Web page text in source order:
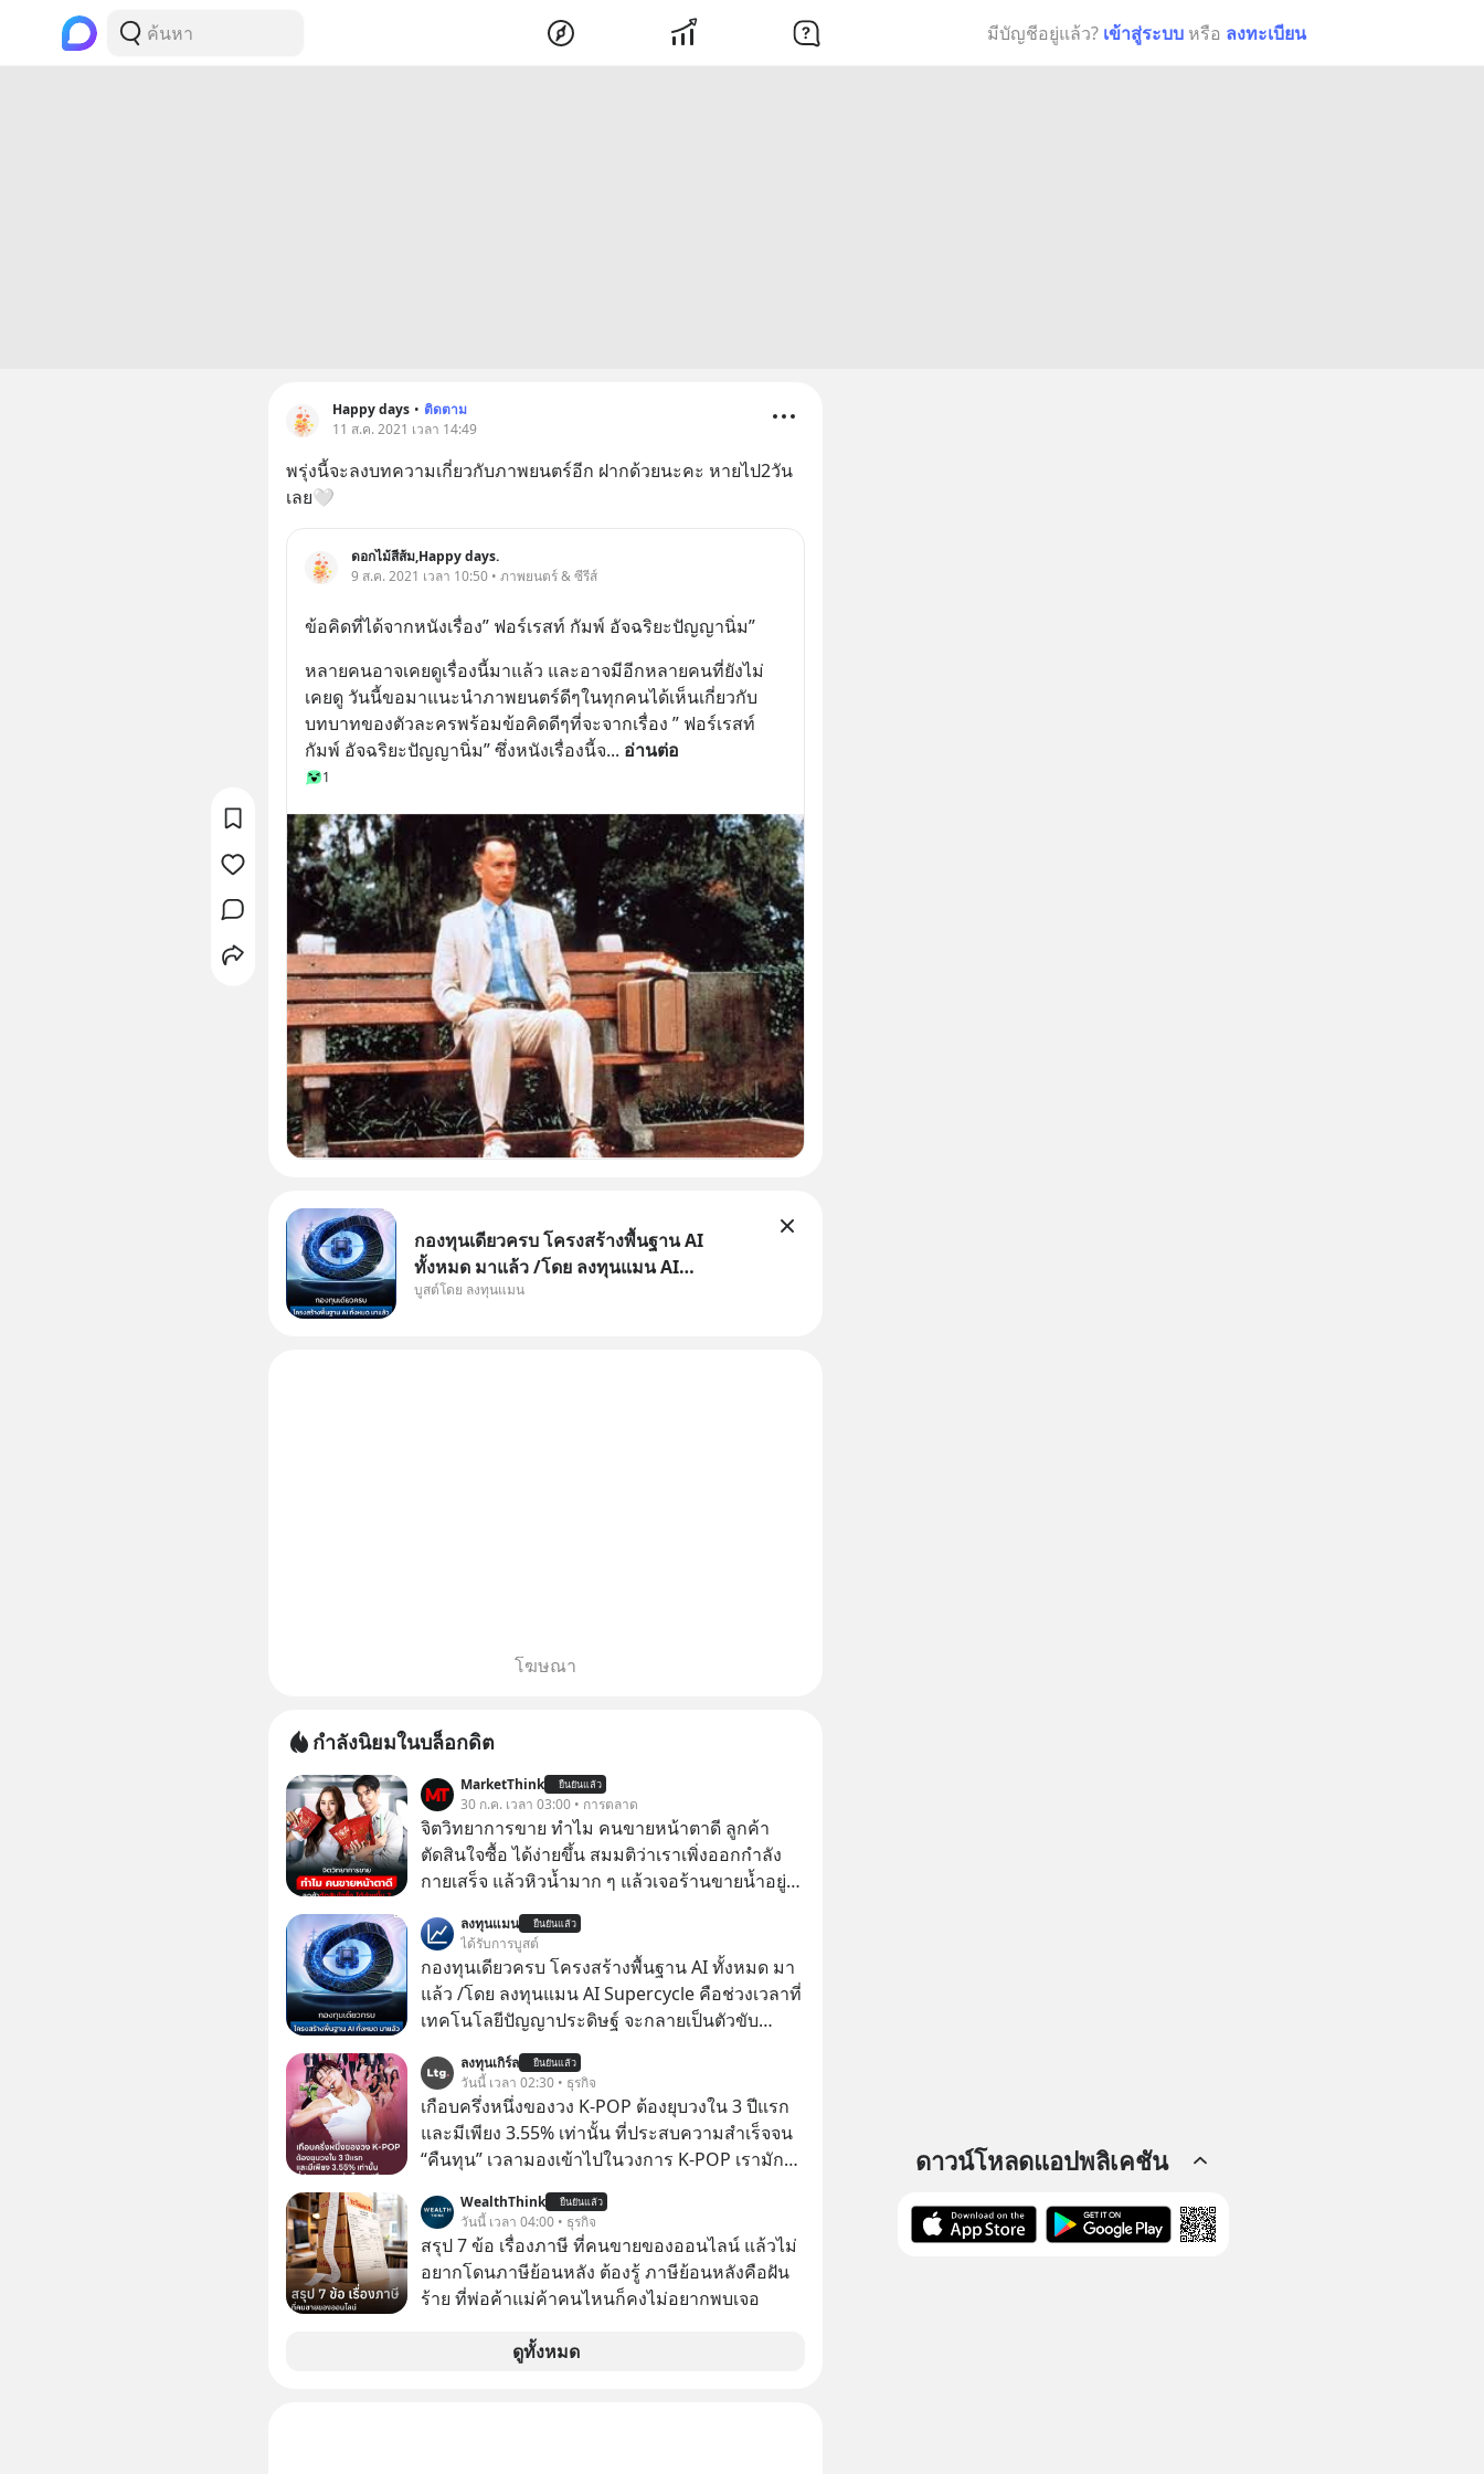
มีบัญชีอยู่แล้ว? เข้าสู่ระบบ หรือ ลงทะเบียน
Happy days • ติดตาม
11 ส.ค. 2021 เวลา 14:49
พรุ่งนี้จะลงบทความเกี่ยวกับภาพยนตร์อีก ฝากด้วยนะคะ หายไป2วัน
เลย🤍
ดอกไม้สีส้ม,Happy days.
9 ส.ค. 2021 เวลา 10:50 • ภาพยนตร์ & ซีรีส์
ข้อคิดที่ได้จากหนังเรื่อง” ฟอร์เรสท์ กัมพ์ อัจฉริยะปัญญานิ่ม”
หลายคนอาจเคยดูเรื่องนี้มาแล้ว และอาจมีอีกหลายคนที่ยังไม่
เคยดู วันนี้ขอมาแนะนำภาพยนตร์ดีๆในทุกคนได้เห็นเกี่ยวกับ
บทบาทของตัวละครพร้อมข้อคิดดีๆที่จะจากเรื่อง ” ฟอร์เรสท์
กัมพ์ อัจฉริยะปัญญานิ่ม” ซึ่งหนังเรื่องนี้จ... อ่านต่อ
1
กองทุนเดียวครบ โครงสร้างพื้นฐาน AI
ทั้งหมด มาแล้ว /โดย ลงทุนแมน AI
Supercycle คือช่วงเวลาที่เทคโนโลยีปัญญา
บูสต์โดย ลงทุนแมน
โฆษณา
กำลังนิยมในบล็อกดิต
MarketThink ยืนยันแล้ว
30 ก.ค. เวลา 03:00 • การตลาด
จิตวิทยาการขาย ทำไม คนขายหน้าตาดี ลูกค้า
ตัดสินใจซื้อ ได้ง่ายขึ้น สมมติว่าเราเพิ่งออกกำลัง
กายเสร็จ แล้วหิวน้ำมาก ๆ แล้วเจอร้านขายน้ำอยู่
ลงทุนแมน ยืนยันแล้ว
ได้รับการบูสต์
กองทุนเดียวครบ โครงสร้างพื้นฐาน AI ทั้งหมด มา
แล้ว /โดย ลงทุนแมน AI Supercycle คือช่วงเวลาที่
เทคโนโลยีปัญญาประดิษฐ์ จะกลายเป็นตัวขับ
ชีวิตของผู้คนอย่างยาวนานต่อจากนี้
ลงทุนเกิร์ล ยืนยันแล้ว
วันนี้ เวลา 02:30 • ธุรกิจ
เกือบครึ่งหนึ่งของวง K-POP ต้องยุบวงใน 3 ปีแรก
และมีเพียง 3.55% เท่านั้น ที่ประสบความสำเร็จจน
“คืนทุน” เวลามองเข้าไปในวงการ K-POP เรามักจะ
ระดับสเตเดียม และยอดขายอัลบัมถล่มทลายจากวง
ตัวท็อปอย่าง BTS, BLACKPINK หรือ SEVENTEEN
WealthThink ยืนยันแล้ว
วันนี้ เวลา 04:00 • ธุรกิจ
สรุป 7 ข้อ เรื่องภาษี ที่คนขายของออนไลน์ แล้วไม่
อยากโดนภาษีย้อนหลัง ต้องรู้ ภาษีย้อนหลังคือฝัน
ร้าย ที่พ่อค้าแม่ค้าคนไหนก็คงไม่อยากพบเจอ
ดูทั้งหมด
ดาวน์โหลดแอปพลิเคชัน